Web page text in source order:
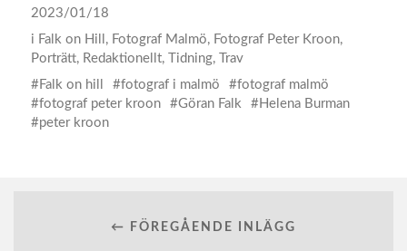
2023/01/18
i Falk on Hill , Fotograf Malmö, Fotograf Peter Kroon,
Porträtt, Redaktionellt, Tidning,
Trav
Falk on hill
fotograf i malmö
fotograf malmö
fotograf peter kroon
Göran Falk
Helena Burman
peter kroon
← FÖREGÅENDE INLÄGG